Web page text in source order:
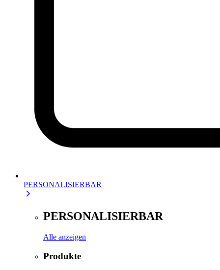
PERSONALISIERBAR
PERSONALISIERBAR
Alle anzeigen
Produkte